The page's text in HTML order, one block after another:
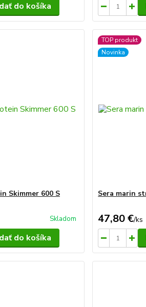
do košíka
Skimmer 600 S
Skladom
do košíka
TOP produkt
Novinka
Sera marin
47,80 €/ks